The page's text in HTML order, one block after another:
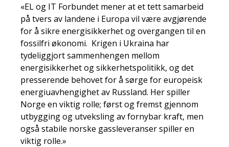
«EL og IT Forbundet mener at et tett samarbeid
på tvers av landene i Europa vil være avgjørende
for å sikre energisikkerhet og overgangen til en
fossilfri økonomi. Krigen i Ukraina har
tydeliggjort sammenhengen mellom
energisikkerhet og sikkerhetspolitikk, og det
presserende behovet for å sørge for europeisk
energiuavhengighet av Russland. Her spiller
Norge en viktig rolle; først og fremst gjennom
utbygging og utveksling av fornybar kraft, men
også stabile norske gassleveranser spiller en
viktig rolle.»